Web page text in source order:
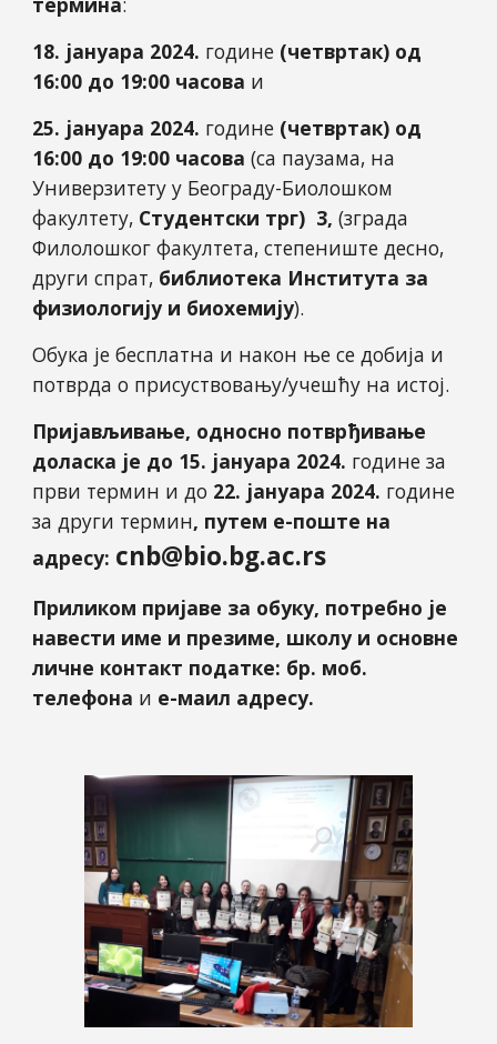
18. јануара 2024. године (четвртак) од
16:00 до 19:00 часова и
25. јануара 2024. године (четвртак) од
16:00 до 19:00 часова (са паузама, на
Универзитету у Београду-Биолошком
факултету, Студентски трг) 3, (зграда
Филолошког факултета, степениште десно,
други спрат, библиотека Института за
физиологију и биохемију).
Обука је бесплатна и након ње се добија и
потврда о присуствовању/учешћу на истој.
Пријављивање, односно потврђивање
доласка је до 15. јануара 2024. године за
први термин и до 22. јануара 2024. године
за други термин, путем е-поште на
адресу: cnb@bio.bg.ac.rs
Приликом пријаве за обуку, потребно је
навести име и презиме, школу и основне
личне контакт податке: бр. моб.
телефона и е-маил адресу.